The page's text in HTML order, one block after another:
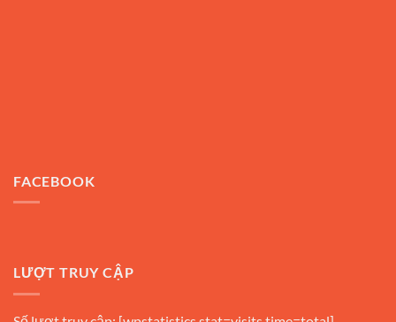
FACEBOOK
LƯỢT TRUY CẬP